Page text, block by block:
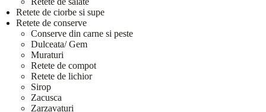
Retete de ciorbe si supe
Retete de conserve
Conserve din carne si peste
Dulceata/ Gem
Muraturi
Retete de compot
Retete de lichior
Sirop
Zacusca
Zarzavaturi